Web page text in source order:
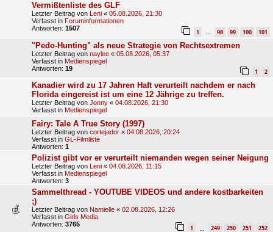
Vermißtenliste des GLF
Letzter Beitrag von Leni « 05.08.2026, 21:30
Verfasst in Foruminformationen
Antworten: 1507 1 … 98 99 100 101
"Pedo-Hunting" als neue Strategie von Rechtsextremen
Letzter Beitrag von naylee « 05.08.2026, 05:37
Verfasst in Medienspiegel
Antworten: 19 1 2
Kanadier wird zu 17 Jahren Haft verurteilt nachdem er nach
Florida eingereist ist um eine 12 Jährige zu treffen.
Letzter Beitrag von Jonny « 04.08.2026, 21:30
Verfasst in Medienspiegel
Fairy: Tale A True Story (1997)
Letzter Beitrag von cortejador « 04.08.2026, 20:24
Verfasst in GL-Filmliste
Antworten: 1
Polizist gibt vor er verurteilt niemanden wegen seiner Neigung
Letzter Beitrag von Leni « 04.08.2026, 11:15
Verfasst in Medienspiegel
Antworten: 3
Sammelthread - YOUTUBE VIDEOS und andere kostbarkeiten
;)
Letzter Beitrag von Namielle « 02.08.2026, 12:26
Verfasst in Girls Media
Antworten: 3765 1 249 250 251 252